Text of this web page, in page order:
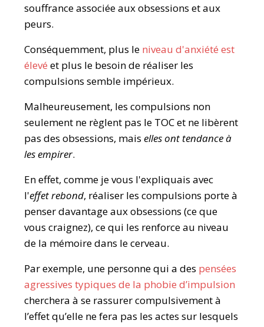
souffrance associée aux obsessions et aux
peurs.
Conséquemment, plus le niveau d'anxiété est
élevé et plus le besoin de réaliser les
compulsions semble impérieux.
Malheureusement, les compulsions non
seulement ne règlent pas le TOC et ne libèrent
pas des obsessions, mais elles ont tendance à
les empirer.
En effet, comme je vous l'expliquais avec
l'effet rebond, réaliser les compulsions porte à
penser davantage aux obsessions (ce que
vous craignez), ce qui les renforce au niveau
de la mémoire dans le cerveau.
Par exemple, une personne qui a des pensées
agressives typiques de la phobie d’impulsion
cherchera à se rassurer compulsivement à
l’effet qu’elle ne fera pas les actes sur lesquels